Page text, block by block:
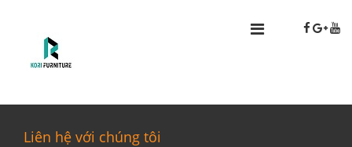
Liên hệ với chúng tôi